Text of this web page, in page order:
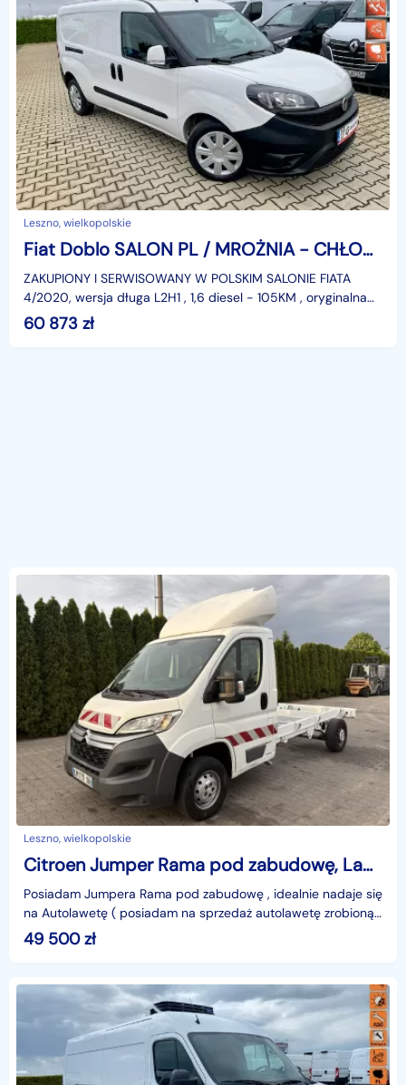
Leszno, wielkopolskie
Fiat Doblo SALON PL / MROŻNIA - CHŁODNIA -20st.C / DŁUGI / 146 tys.km / GWARANC
ZAKUPIONY I SERWISOWANY W POLSKIM SALONIE FIATA
4/2020, wersja długa L2H1 , 1,6 diesel - 105KM , oryginalna
plastykowa zabudowa chłodni - mrożni od -20st.C do
60 873 zł
Leszno, wielkopolskie
Citroen Jumper Rama pod zabudowę, Laweta, Skrzynia, Platforma
Posiadam Jumpera Rama pod zabudowę , idealnie nadaje się
na Autolawetę ( posiadam na sprzedaż autolawetę zrobioną
na identycznym modelu) bezwypadkowy, 100 % ory
49 500zł